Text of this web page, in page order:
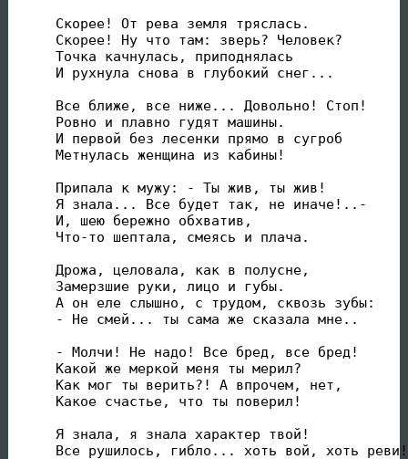
Скорее! От рева земля тряслась.
Скорее! Ну что там: зверь? Человек?
Точка качнулась, приподнялась
И рухнула снова в глубокий снег...
Все ближе, все ниже... Довольно! Стоп!
Ровно и плавно гудят машины.
И первой без лесенки прямо в сугроб
Метнулась женщина из кабины!
Припала к мужу: - Ты жив, ты жив!
Я знала... Все будет так, не иначе!..-
И, шею бережно обхватив,
Что-то шептала, смеясь и плача.
Дрожа, целовала, как в полусне,
Замерзшие руки, лицо и губы.
А он еле слышно, с трудом, сквозь зубы:
- Не смей... ты сама же сказала мне..
- Молчи! Не надо! Все бред, все бред!
Какой же меркой меня ты мерил?
Как мог ты верить?! А впрочем, нет,
Какое счастье, что ты поверил!
Я знала, я знала характер твой!
Все рушилось, гибло... хоть вой, хоть реви!